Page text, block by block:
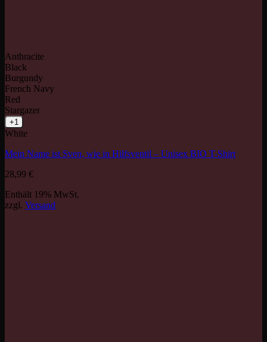
Anthracite
Black
Burgundy
French Navy
Red
Stargazer
+1
White
Mein Name ist Sven, wie in Hilfsventil – Unisex BIO T-Shirt
28,99 €
Enthält 19% MwSt.
zzgl. Versand